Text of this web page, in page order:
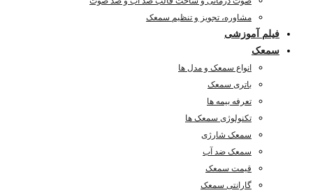
مشاوره، تجویز و تنظیم سمعک
فیلم آموزشی
سمعک
انواع سمعک و مدل ها
باتری سمعک
تعرفه بیمه ها
تکنولوژی سمعک ها
سمعک شارژی
سمعک ضد آب
قیمت سمعک
گارانتی سمعک